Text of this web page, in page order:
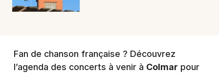
Fan de chanson française ? Découvrez
l’agenda des concerts à venir à Colmar pour